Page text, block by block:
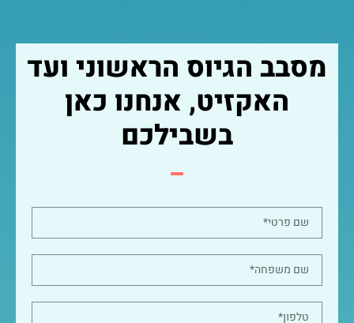
מסבב הגיוס הראשוני ועד
האקזיט, אנחנו כאן
בשבילכם